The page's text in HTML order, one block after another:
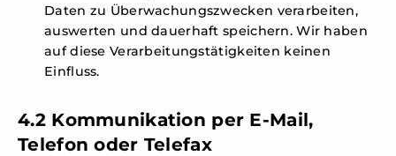
Daten zu Überwachungszwecken verarbeiten,
auswerten und dauerhaft speichern. Wir haben
auf diese Verarbeitungstätigkeiten keinen
Einfluss.
4.2 Kommunikation per E-Mail,
Telefon oder Telefax